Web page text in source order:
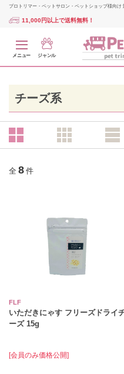
プロトリマー・ペットサロン・ペットショップ様向け
11,000円以上で送料無料！
メニュー ジャンル
チーズ系
全 8 件
FLF
いただきにゃす フリーズドライ
ーズ 15g
[会員のみ価格公開]